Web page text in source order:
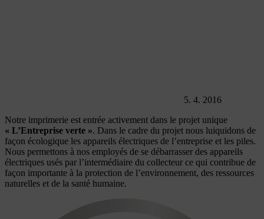
5. 4. 2016
Notre imprimerie est entrée activement dans le projet unique
« L’Entreprise verte ». Dans le cadre du projet nous luiquidons de
façon écologique les appareils électriques de l’entreprise et les piles.
Nous permettons à nos employés de se débarrasser des appareils
électriques usés par l’intermédiaire du collecteur ce qui contribue de
façon importante à la protection de l’environnement, des ressources
naturelles et de la santé humaine.